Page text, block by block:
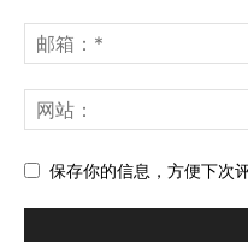
保存你的信息，方便下次